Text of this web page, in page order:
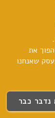
את
שאנחנו
נדבר כבר